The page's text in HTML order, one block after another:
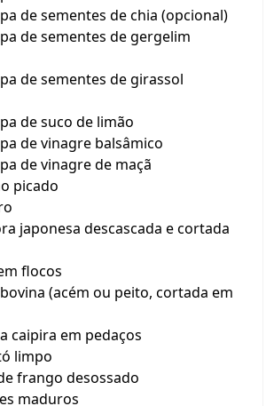
de sementes de chia (opcional)
de sementes de gergelim
de sementes de girassol
de suco de limão
de vinagre balsâmico
de vinagre de maçã
picado
japonesa descascada e cortada
flocos
(acém ou peito, cortada em
caipira em pedaços
limpo
frango desossado
maduros